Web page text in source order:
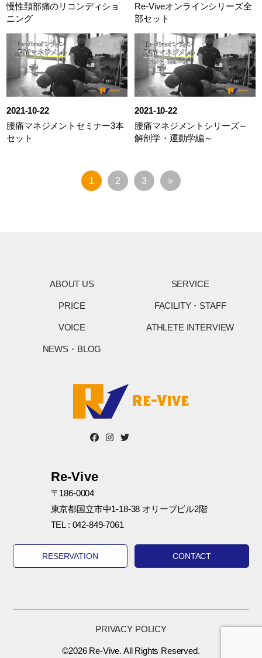
慢性頚部痛のリコンディショ
ニング
Re-Viveオンラインシリーズ全
部セット
2021-10-22
腰痛マネジメントセミナー3本
セット
2021-10-22
腰痛マネジメントシリーズ～
解剖学・運動学編～
1 2 3 »
ABOUT US SERVICE
PRICE FACILITY・STAFF
VOICE ATHLETE INTERVIEW
NEWS・BLOG
Re-Vive
〒186-0004
東京都国立市中1-18-38 オリーブビル2階
TEL : 042-849-7061
RESERVATION CONTACT
PRIVACY POLICY
©2026 Re-Vive. All Rights Reserved.